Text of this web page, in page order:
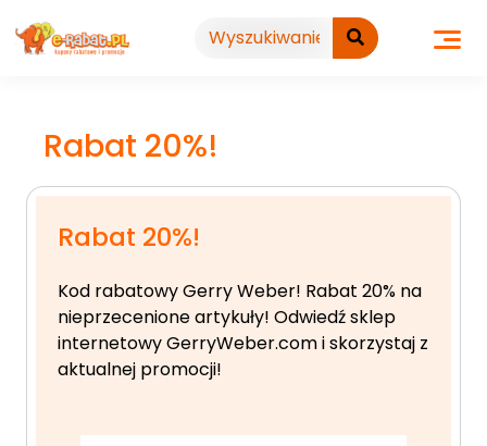
do
treści
Rabat 20%!
Rabat 20%!
Kod rabatowy Gerry Weber! Rabat 20% na
nieprzecenione artykuły! Odwiedź sklep
internetowy GerryWeber.com i skorzystaj z
aktualnej promocji!